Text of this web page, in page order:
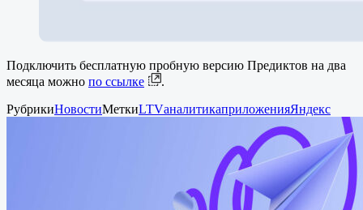
Подключить бесплатную пробную версию Предиктов на два
месяца можно по ссылке
.
РубрикиНовостиМеткиLTVаналитикаприложенияЯндекс